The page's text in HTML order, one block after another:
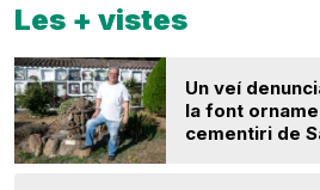
Les + vistes
Un veí
la font
cementiri de